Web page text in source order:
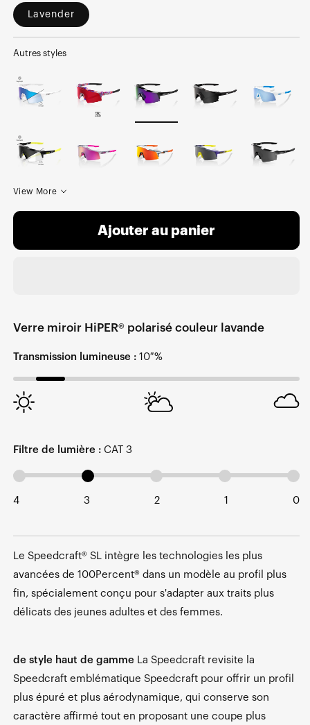
Lavender
Autres styles
View More
Ajouter au panier
Verre miroir HiPER® polarisé couleur lavande
Transmission lumineuse : 10 %
Filtre de lumière : CAT 3
4 3 2 1 0
Le Speedcraft® SL intègre les technologies les plus
avancées de 100Percent® dans un modèle au profil plus
fin, spécialement conçu pour s'adapter aux traits plus
délicats des jeunes adultes et des femmes.
de style haut de gamme La Speedcraft revisite la
Speedcraft emblématique Speedcraft pour offrir un profil
plus épuré et plus aérodynamique, qui conserve son
caractère affirmé tout en proposant une coupe plus